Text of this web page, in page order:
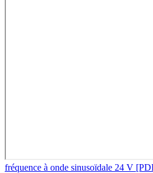
fréquence à onde sinusoïdale 24 V